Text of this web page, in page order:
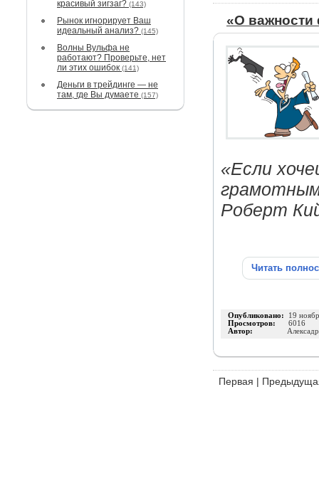
красивый зигзаг? (143)
Рынок игнорирует Ваш
идеальный анализ? (145)
Волны Вульфа не
работают? Проверьте, нет
ли этих ошибок (141)
Деньги в трейдинге — не
там, где Вы думаете (157)
«О важности
«Если
Роберт
Читать
Опубликовано: 19
Просмотров: 6016
Автор:
Первая |